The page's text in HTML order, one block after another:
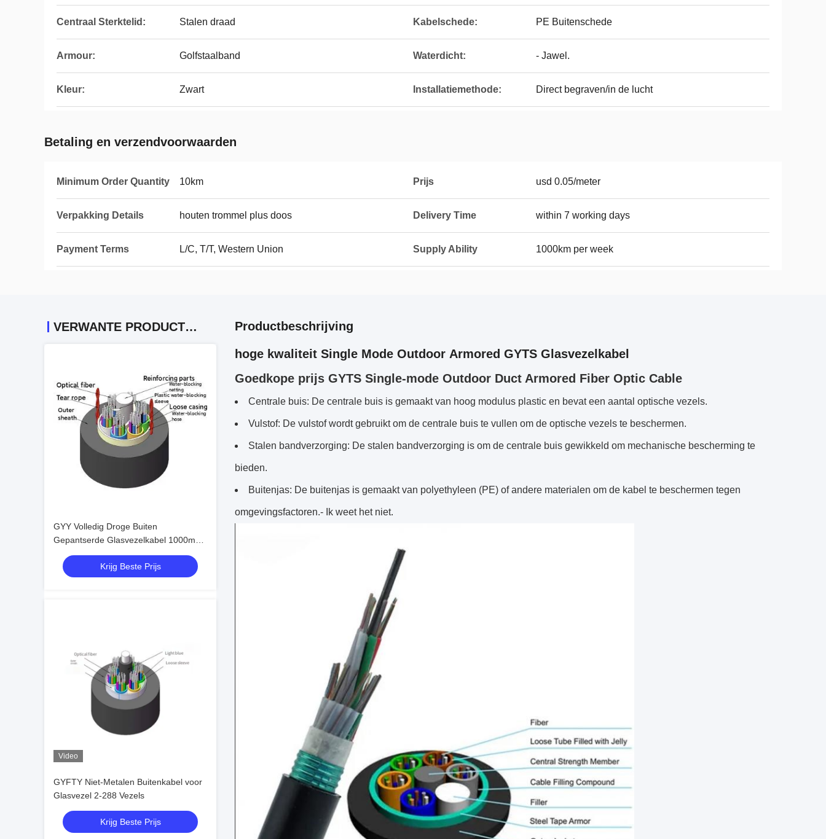
Centraal Sterktelid: Stalen draad Kabelschede: PE Buitenschede
Armour: Golfstaalband Waterdicht: - Jawel.
Kleur: Zwart Installatiemethode: Direct begraven/in de lucht
Betaling en verzendvoorwaarden
Minimum Order Quantity 10km Prijs usd 0.05/meter
Verpakking Details houten trommel plus doos Delivery Time within 7 working days
Payment Terms L/C, T/T, Western Union Supply Ability 1000km per week
VERWANTE PRODUCTEN
GYY Volledig Droge Buiten
Gepantserde Glasvezelkabel 1000m
Stalen Tape
Krijg Beste Prijs
Video
GYFTY Niet-Metalen Buitenkabel voor
Glasvezel 2-288 Vezels
Krijg Beste Prijs
Productbeschrijving
hoge kwaliteit Single Mode Outdoor Armored GYTS Glasvezelkabel
Goedkope prijs GYTS Single-mode Outdoor Duct Armored Fiber Optic Cable
Centrale buis: De centrale buis is gemaakt van hoog modulus plastic en bevat een aantal optische vezels.
Vulstof: De vulstof wordt gebruikt om de centrale buis te vullen om de optische vezels te beschermen.
Stalen bandverzorging: De stalen bandverzorging is om de centrale buis gewikkeld om mechanische bescherming te
bieden.
Buitenjas: De buitenjas is gemaakt van polyethyleen (PE) of andere materialen om de kabel te beschermen tegen
omgevingsfactoren.- Ik weet het niet.